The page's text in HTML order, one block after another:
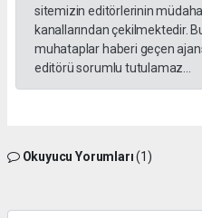
sitemizin editörlerinin
kanallarından çekilmektedir.
muhataplar haberi geçen
editörü sorumlu tutulamaz...
Okuyucu Yorumları(1)